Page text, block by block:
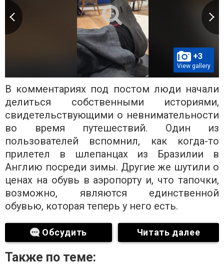
+3
View gallery
В комментариях под постом люди начали
делиться собственными историями,
свидетельствующими о невнимательности
во время путешествий. Один из
пользователей вспомнил, как когда-то
прилетел в шлепанцах из Бразилии в
Англию посреди зимы. Другие же шутили о
ценах на обувь в аэропорту и, что тапочки,
возможно, являются единственной
обувью, которая теперь у него есть.
Обсудить Читать далее
Также по теме: